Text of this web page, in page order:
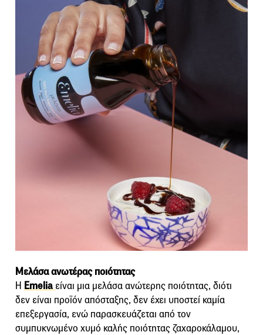
Μελάσα ανωτέρας ποιότητας
Η Emelia είναι μια μελάσα ανώτερης ποιότητας, διότι
δεν είναι προϊόν απόσταξης, δεν έχει υποστεί καμία
επεξεργασία, ενώ παρασκευάζεται από τον
συμπυκνωμένo χυμό καλής ποιότητας ζαχαροκάλαμου,